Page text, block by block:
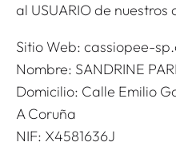
al USUARIO de nuestros
Sitio Web: cassiopee-
Nombre: SANDRINE
Domicilio: Calle Emilio
A Coruña
NIF: X4581636J